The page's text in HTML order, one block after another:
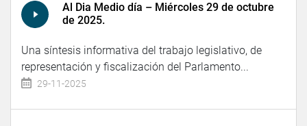
Al Dia Medio día – Miércoles 29 de octubre
de 2025.
Una síntesis informativa del trabajo legislativo, de
representación y fiscalización del Parlamento...
29-11-2025